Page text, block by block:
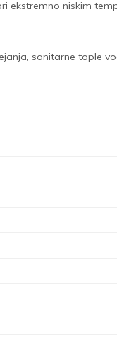
ekstremno niskim
sanitarne tople